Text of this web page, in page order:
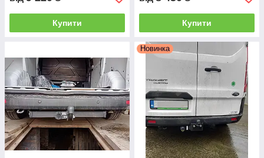
Купити Купити
Новинка